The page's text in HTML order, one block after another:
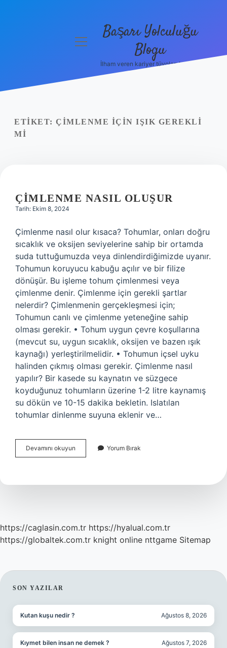
Yasal Uyarı
menüyüBaşarı Yolculuğu
Blogu
İlham veren kariyer tüyoları burada!
ETIKET: ÇIMLENME IÇIN IŞIK GEREKLI
MI
ÇIMLENME NASIL OLUŞUR
Tarih: Ekim 8, 2024
Çimlenme nasıl olur kısaca? Tohumlar, onları doğru
sıcaklık ve oksijen seviyelerine sahip bir ortamda
suda tuttuğumuzda veya dinlendirdiğimizde uyanır.
Tohumun koruyucu kabuğu açılır ve bir filize
dönüşür. Bu işleme tohum çimlenmesi veya
çimlenme denir. Çimlenme için gerekli şartlar
nelerdir? Çimlenmenin gerçekleşmesi için;
Tohumun canlı ve çimlenme yeteneğine sahip
olması gerekir. • Tohum uygun çevre koşullarına
(mevcut su, uygun sıcaklık, oksijen ve bazen ışık
kaynağı) yerleştirilmelidir. • Tohumun içsel uyku
halinden çıkmış olması gerekir. Çimlenme nasıl
yapılır? Bir kasede su kaynatın ve süzgece
koyduğunuz tohumların üzerine 1-2 litre kaynamış
su dökün ve 10-15 dakika bekletin. Islatılan
tohumlar dinlenme suyuna eklenir ve…
Devamını okuyun Çimlenme
Nasıl
Yorum Bırak
https://caglasin.com.tr https://hyalual.com.tr
https://globaltek.com.tr knight online nttgame Sitemap
SIDEBAR
SON YAZILAR
Kutan kuşu nedir ? Ağustos 8, 2026
Kıymet bilen insan ne demek ? Ağustos 7, 2026